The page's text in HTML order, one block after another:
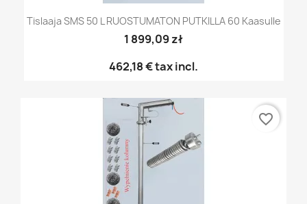
Tislaaja SMS 50 L RUOSTUMATON PUTKILLA 60 Kaasulle
1 899,09 zł
462,18 €tax incl.
favorite_border